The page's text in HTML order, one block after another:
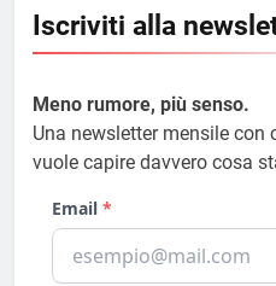
Iscriviti alla
Meno rumore, più senso.
Una newsletter mensile con
vuole capire davvero cosa